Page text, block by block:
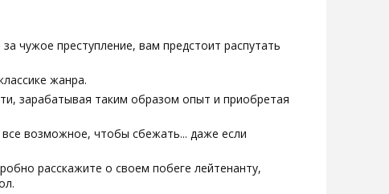
чужое преступление, вам предстоит распутать
жанра.
зарабатывая таким образом опыт и приобретая
возможное, чтобы сбежать... даже если
расскажите о своем побеге лейтенанту,